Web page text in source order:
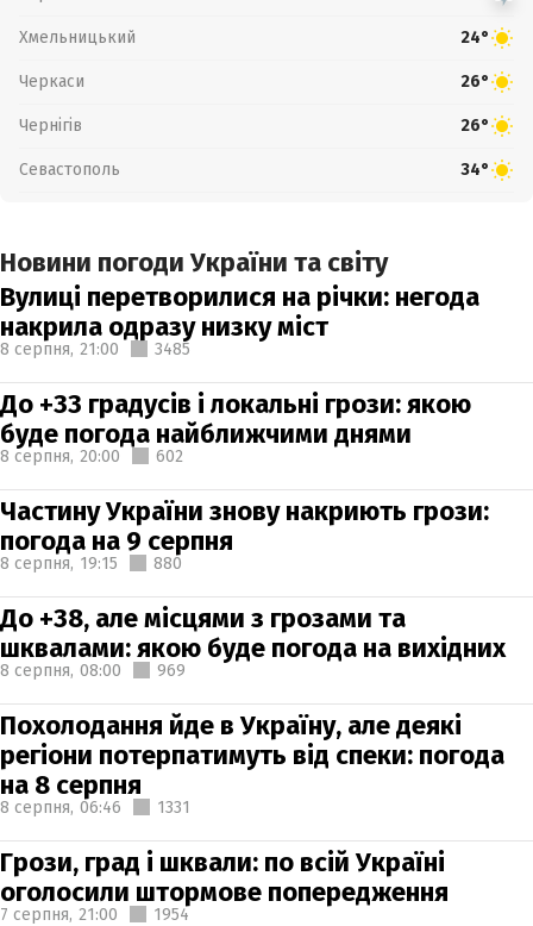
Хмельницький 24°
Черкаси 26°
Чернігів 26°
Севастополь 34°
Новини погоди України та світу
Вулиці перетворилися на річки: негода
накрила одразу низку міст
8 серпня, 21:00 3485
До +33 градусів і локальні грози: якою
буде погода найближчими днями
8 серпня, 20:00 602
Частину України знову накриють грози:
погода на 9 серпня
8 серпня, 19:15 880
До +38, але місцями з грозами та
шквалами: якою буде погода на вихідних
8 серпня, 08:00 969
Похолодання йде в Україну, але деякі
регіони потерпатимуть від спеки: погода
на 8 серпня
8 серпня, 06:46 1331
Грози, град і шквали: по всій Україні
оголосили штормове попередження
7 серпня, 21:00 1954